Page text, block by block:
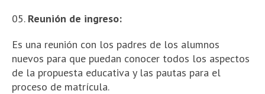
Reunión de ingreso:
Es una reunión con los padres de los alumnos
nuevos para que puedan conocer todos los aspectos
de la propuesta educativa y las pautas para el
proceso de matrícula.